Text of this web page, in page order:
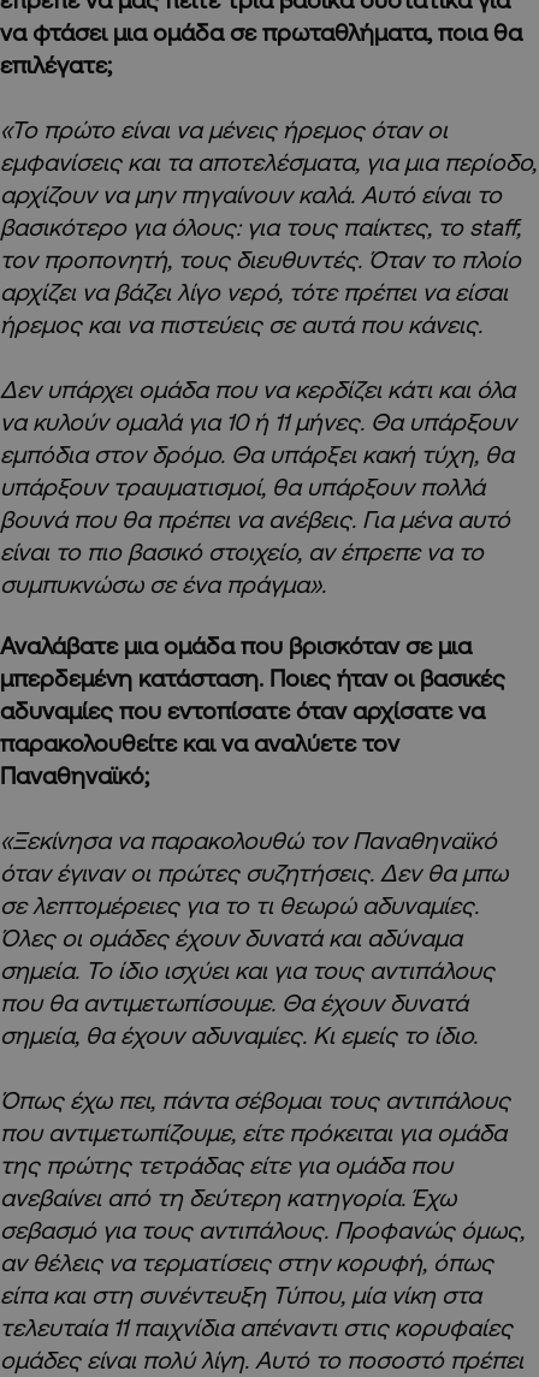
να φτάσει μια ομάδα σε πρωταθλήματα, ποια θα
επιλέγατε;
«Το πρώτο είναι να μένεις ήρεμος όταν οι
εμφανίσεις και τα αποτελέσματα, για μια περίοδο,
αρχίζουν να μην πηγαίνουν καλά. Αυτό είναι το
βασικότερο για όλους: για τους παίκτες, το staff,
τον προπονητή, τους διευθυντές. Όταν το πλοίο
αρχίζει να βάζει λίγο νερό, τότε πρέπει να είσαι
ήρεμος και να πιστεύεις σε αυτά που κάνεις.
Δεν υπάρχει ομάδα που να κερδίζει κάτι και όλα
να κυλούν ομαλά για 10 ή 11 μήνες. Θα υπάρξουν
εμπόδια στον δρόμο. Θα υπάρξει κακή τύχη, θα
υπάρξουν τραυματισμοί, θα υπάρξουν πολλά
βουνά που θα πρέπει να ανέβεις. Για μένα αυτό
είναι το πιο βασικό στοιχείο, αν έπρεπε να το
συμπυκνώσω σε ένα πράγμα».
Αναλάβατε μια ομάδα που βρισκόταν σε μια
μπερδεμένη κατάσταση. Ποιες ήταν οι βασικές
αδυναμίες που εντοπίσατε όταν αρχίσατε να
παρακολουθείτε και να αναλύετε τον
Παναθηναϊκό;
«Ξεκίνησα να παρακολουθώ τον Παναθηναϊκό
όταν έγιναν οι πρώτες συζητήσεις. Δεν θα μπω
σε λεπτομέρειες για το τι θεωρώ αδυναμίες.
Όλες οι ομάδες έχουν δυνατά και αδύναμα
σημεία. Το ίδιο ισχύει και για τους αντιπάλους
που θα αντιμετωπίσουμε. Θα έχουν δυνατά
σημεία, θα έχουν αδυναμίες. Κι εμείς το ίδιο.
Όπως έχω πει, πάντα σέβομαι τους αντιπάλους
που αντιμετωπίζουμε, είτε πρόκειται για ομάδα
της πρώτης τετράδας είτε για ομάδα που
ανεβαίνει από τη δεύτερη κατηγορία. Έχω
σεβασμό για τους αντιπάλους. Προφανώς όμως,
αν θέλεις να τερματίσεις στην κορυφή, όπως
είπα και στη συνέντευξη Τύπου, μία νίκη στα
τελευταία 11 παιχνίδια απέναντι στις κορυφαίες
ομάδες είναι πολύ λίγη. Αυτό το ποσοστό πρέπει